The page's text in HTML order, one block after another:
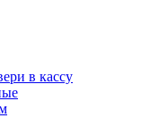
в кассу